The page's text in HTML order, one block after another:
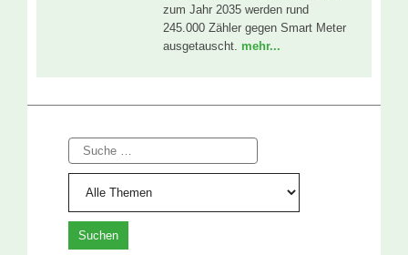
zum Jahr 2035 werden rund
245.000 Zähler gegen Smart Meter
ausgetauscht. mehr...
Suche